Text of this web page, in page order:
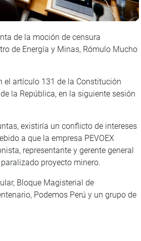
de la moción de censura
de Energía y Minas, Rómulo Mucho
el artículo 131 de la Constitución
la República, en la siguiente sesión
existiría un conflicto de intereses
a que la empresa PEVOEX
representante y gerente general
proyecto minero.
Bloque Magisterial de
Podemos Perú y un grupo de